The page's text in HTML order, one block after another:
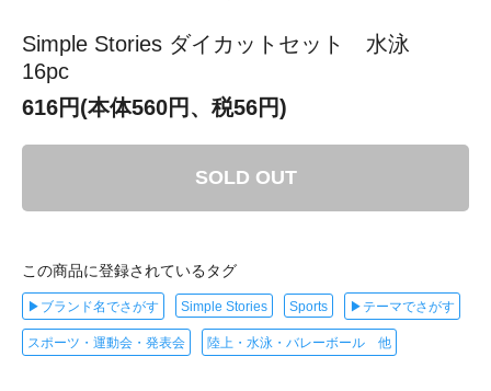
Simple Stories ダイカットセット 水泳
16pc
616円(本体560円、税56円)
SOLD OUT
この商品に登録されているタグ
▶ブランド名でさがす Simple Stories Sports ▶テーマでさがす
スポーツ・運動会・発表会 陸上・水泳・バレーボール 他